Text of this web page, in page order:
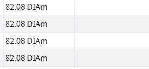
82.08 DIAm
82.08 DIAm
82.08 DIAm
82.08 DIAm